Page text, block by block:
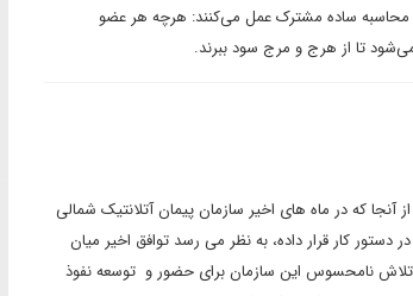
محاسبه ساده مشترک عمل می‌کنند: هرچه هر عضو
تا از هرج و مرج سود ببرند.
که در ماه های اخیر سازمان پیمان آتلانتیک شمالی
دستور کار قرار داده، به نظر می رسد توافق اخیر میان
تلاش نامحسوس این سازمان برای حضور و توسعه نفوذ